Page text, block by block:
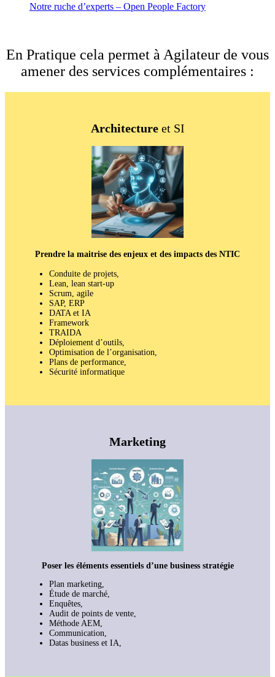
Notre ruche d’experts – Open People Factory
En Pratique cela permet à Agilateur de vous
amener des services complémentaires :
Architecture et SI
Prendre la maitrise des enjeux et des impacts des NTIC
Conduite de projets,
Lean, lean start-up
Scrum, agile
SAP, ERP
DATA et IA
Framework
TRAIDA
Déploiement d’outils,
Optimisation de l’organisation,
Plans de performance,
Sécurité informatique
Marketing
Poser les éléments essentiels d’une business stratégie
Plan marketing,
Étude de marché,
Enquêtes,
Audit de points de vente,
Méthode AEM,
Communication,
Datas business et IA,